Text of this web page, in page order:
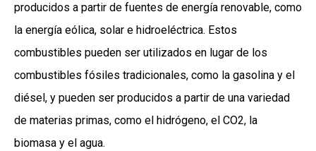
producidos a partir de fuentes de energía renovable, como
la energía eólica, solar e hidroeléctrica. Estos
combustibles pueden ser utilizados en lugar de los
combustibles fósiles tradicionales, como la gasolina y el
diésel, y pueden ser producidos a partir de una variedad
de materias primas, como el hidrógeno, el CO2, la
biomasa y el agua.